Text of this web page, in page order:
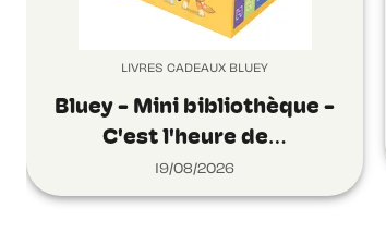
LIVRES CADEAUX BLUEY
Bluey - Mini bibliothèque -
C'est l'heure de…
19/08/2026